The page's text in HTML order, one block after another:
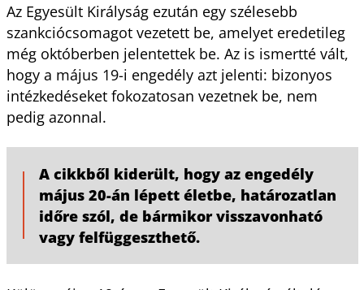
Az Egyesült Királyság ezután egy szélesebb
szankciócsomagot vezetett be, amelyet eredetileg
még októberben jelentettek be. Az is ismertté vált,
hogy a május 19-i engedély azt jelenti: bizonyos
intézkedéseket fokozatosan vezetnek be, nem
pedig azonnal.
A cikkből kiderült, hogy az engedély
május 20-án lépett életbe, határozatlan
időre szól, de bármikor visszavonható
vagy felfüggeszthető.